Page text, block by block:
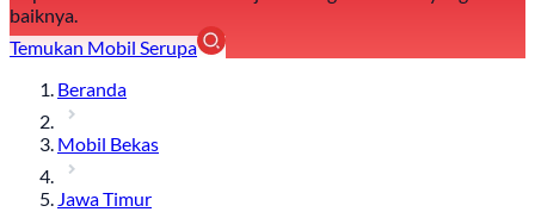
baiknya.
Temukan Mobil Serupa
Beranda
Mobil Bekas
Jawa Timur